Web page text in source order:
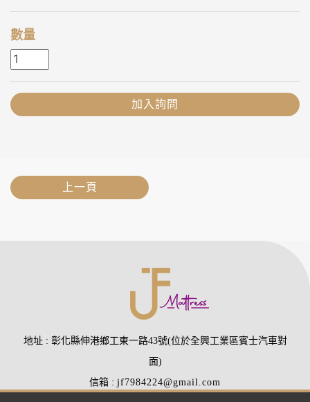
數量
加入詢問
上一頁
地址
彰化縣伸港鄉工東一路43號(位於全興工業區賓士汽車對
面)
信箱
jf7984224@gmail.com